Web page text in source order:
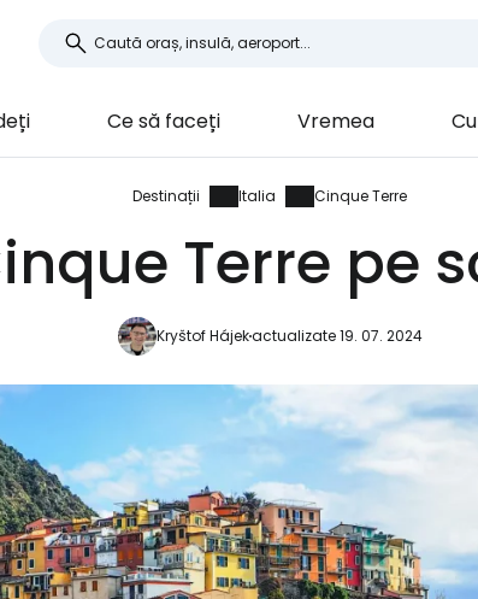
Ce să faceți Vremea
Destinații Italia Cinque Terre
Terre pe
Kryštof Hájekactualizate 19. 07. 2024